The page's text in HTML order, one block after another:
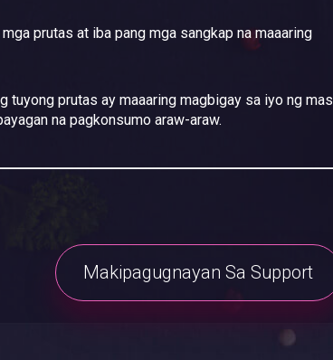
prutas at iba pang mga sangkap na maaaring
tuyong prutas ay maaaring magbigay sa iyo ng mas
na pagkonsumo araw-araw.
Makipagugnayan Sa Support